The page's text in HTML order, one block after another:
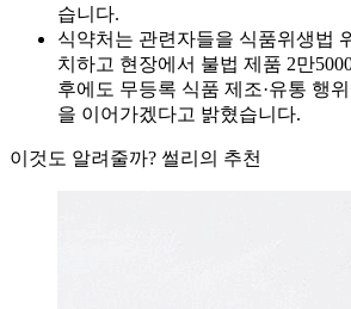
습니다.
식약처는 관련자들을 식품위생법
치하고 현장에서 불법 제품 2만
후에도 무등록 식품 제조·유통 행
을 이어가겠다고 밝혔습니다.
이것도 알려줄까? 썰리의 추천